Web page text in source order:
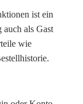
ist ein
als Gast
wie